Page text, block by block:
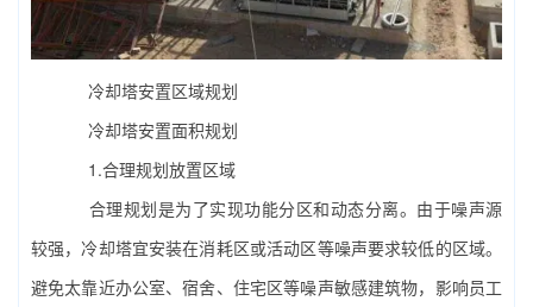
冷却塔安置区域规划
冷却塔安置面积规划
1.合理规划放置区域
合理规划是为了实现功能分区和动态分离。由于噪声源
较强，冷却塔宜安装在消耗区或活动区等噪声要求较低的区域。
避免太靠近办公室、宿舍、住宅区等噪声敏感建筑物，影响员工